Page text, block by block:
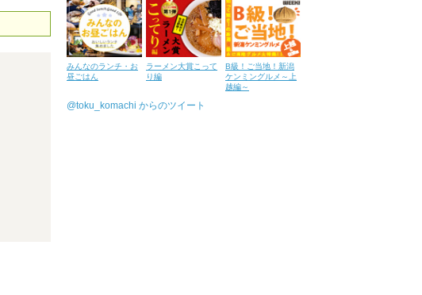
みんなのランチ・お
昼ごはん
ラーメン大賞こって
り編
B級！ご当地！新潟
ケンミングルメ～上
越編～
@toku_komachi からのツイート